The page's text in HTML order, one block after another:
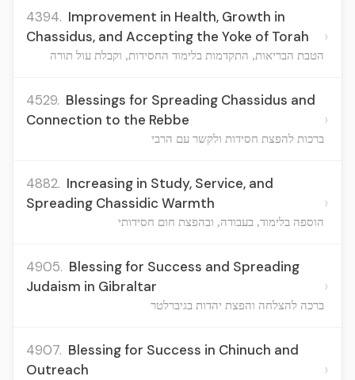
4394. Improvement in Health, Growth in
Chassidus, and Accepting the Yoke of Torah
הטבת הבריאות, התקדמות בלימוד החסידות, וקבלת עול תורה
›
4529. Blessings for Spreading Chassidus and
Connection to the Rebbe
ברכות להפצת חסידות ולקשר עם הרבי
›
4882. Increasing in Study, Service, and
Spreading Chassidic Warmth
הוספה בלימוד, בעבודה, ובהפצת חום חסידותי
›
4905. Blessing for Success and Spreading
Judaism in Gibraltar
ברכה להצלחה והפצת יהדות בגיברלטר
›
4907. Blessing for Success in Chinuch and
Outreach
›